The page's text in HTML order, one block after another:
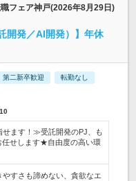
フェア神戸(2026年8月29日)
開発／AI開発）】年休
第二新卒歓迎 転勤なし
ます！≫受託開発のPJ、も
任せします★自由度の高い環
やすさも諦めない、貪欲なエ